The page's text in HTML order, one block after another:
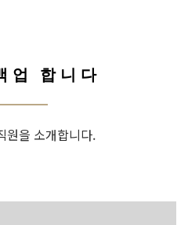
업 합니다
원을 소개합니다.